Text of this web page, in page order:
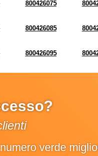
800426075
800426085
800426095
verde